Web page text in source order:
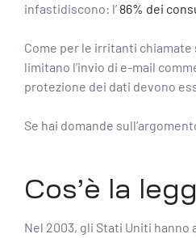
infastidiscono: l’ 86% dei
Come per le irritanti
limitano l’invio di e-mail
protezione dei dati devono
Se hai domande
Cos’è la
Nel 2003, gli Stati Uniti